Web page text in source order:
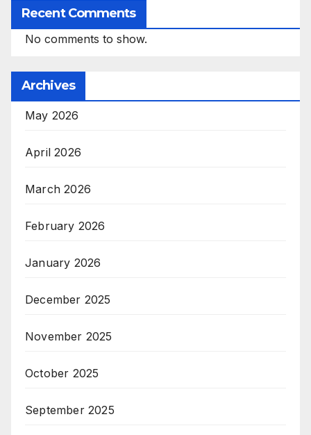
Recent Comments
No comments to show.
Archives
May 2026
April 2026
March 2026
February 2026
January 2026
December 2025
November 2025
October 2025
September 2025